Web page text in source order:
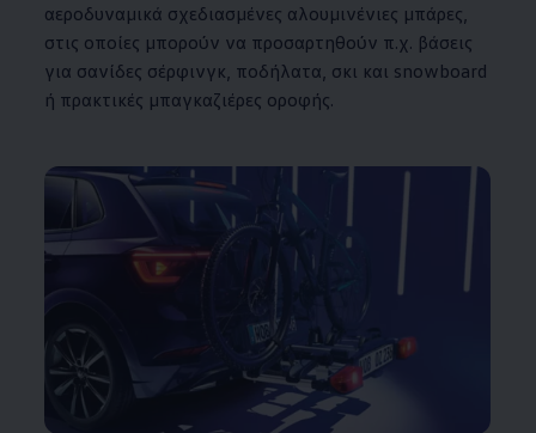
αεροδυναμικά σχεδιασμένες αλουμινένιες μπάρες,
στις οποίες μπορούν να προσαρτηθούν π.χ. βάσεις
για σανίδες σέρφινγκ, ποδήλατα, σκι και snowboard
ή πρακτικές μπαγκαζιέρες οροφής.